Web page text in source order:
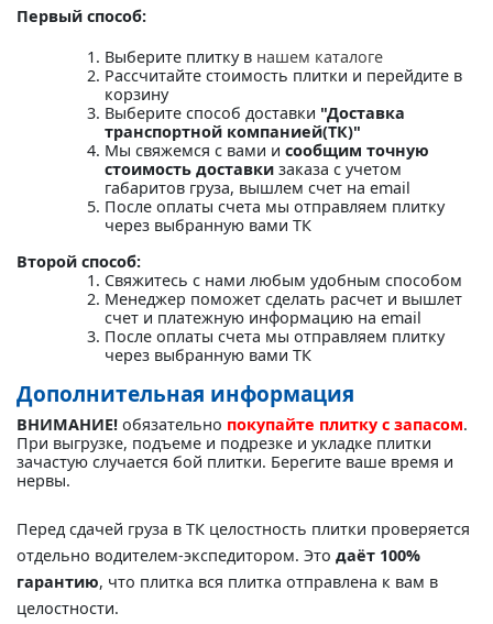
Первый способ:
Выберите плитку в нашем каталоге
Рассчитайте стоимость плитки и перейдите в
корзину
Выберите способ доставки "Доставка
транспортной компанией(ТК)"
Мы свяжемся с вами и сообщим точную
стоимость доставки заказа с учетом
габаритов груза, вышлем счет на email
После оплаты счета мы отправляем плитку
через выбранную вами ТК
Второй способ:
Свяжитесь с нами любым удобным способом
Менеджер поможет сделать расчет и вышлет
счет и платежную информацию на email
После оплаты счета мы отправляем плитку
через выбранную вами ТК
Дополнительная информация
ВНИМАНИЕ! обязательно покупайте плитку с запасом.
При выгрузке, подъеме и подрезке и укладке плитки
зачастую случается бой плитки. Берегите ваше время и
нервы.
Перед сдачей груза в ТК целостность плитки проверяется
отдельно водителем-экспедитором. Это даёт 100%
гарантию, что плитка вся плитка отправлена к вам в
целостности.